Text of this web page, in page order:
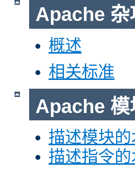
Apache 杂
概述
相关标准
Apache 模
描述模块的
描述指令的